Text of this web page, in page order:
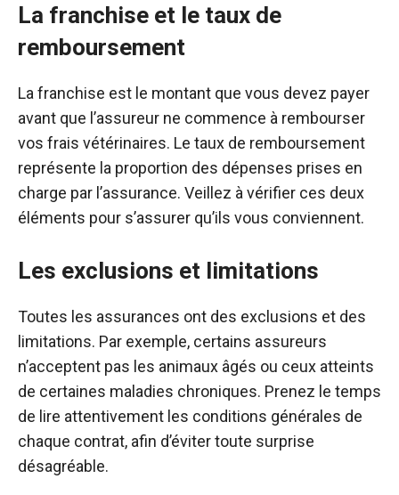
La franchise et le taux de
remboursement
La franchise est le montant que vous devez payer
avant que l’assureur ne commence à rembourser
vos frais vétérinaires. Le taux de remboursement
représente la proportion des dépenses prises en
charge par l’assurance. Veillez à vérifier ces deux
éléments pour s’assurer qu’ils vous conviennent.
Les exclusions et limitations
Toutes les assurances ont des exclusions et des
limitations. Par exemple, certains assureurs
n’acceptent pas les animaux âgés ou ceux atteints
de certaines maladies chroniques. Prenez le temps
de lire attentivement les conditions générales de
chaque contrat, afin d’éviter toute surprise
désagréable.